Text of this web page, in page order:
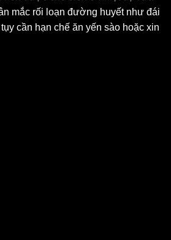
mắc rối loạn đường huyết như đái
cần hạn chế ăn yến sào hoặc xin